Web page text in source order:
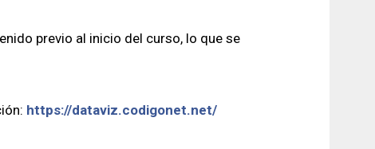
previo al inicio del curso, lo que se
https://dataviz.codigonet.net/